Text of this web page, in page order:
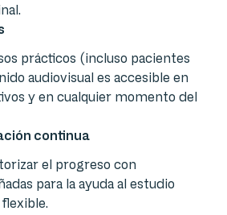
prácticos (incluso pacientes
audiovisual es accesible en
y en cualquier momento del
continua
el progreso con
para la ayuda al estudio